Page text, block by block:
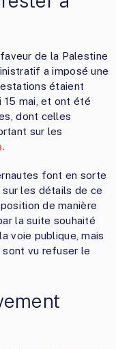
de la Palestine
a imposé une
étaient
15 mai, et ont été
dont celles
sur les
font en sorte
sur les détails de ce
de manière
la suite souhaité
voie publique, mais
sont vu refuser le